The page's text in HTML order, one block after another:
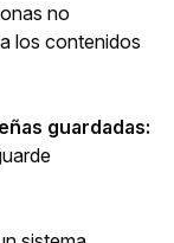
no
los contenidos
guardadas: